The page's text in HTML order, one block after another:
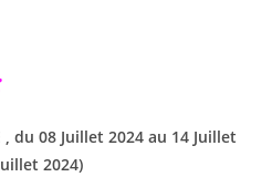
, du 08 Juillet 2024 au 14 Juillet
2024)